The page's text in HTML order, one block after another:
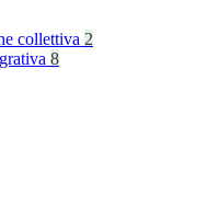
collettiva 2
8